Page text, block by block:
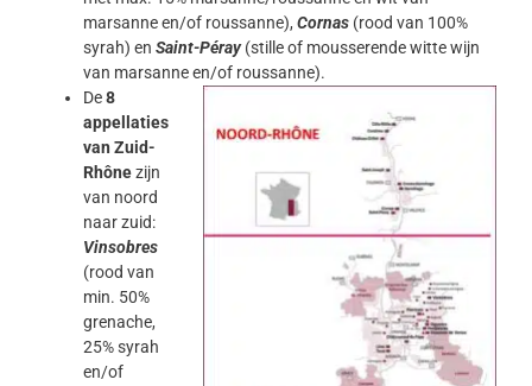
marsanne en/of roussanne), Cornas (rood van 100%
syrah) en Saint-Péray(stille of mousserende witte wijn
van marsanne en/of roussanne).
De8
appellaties
van Zuid-
Rhônezijn
van noord
naar zuid:
Vinsobres
(rood van
min. 50%
grenache,
25% syrah
en/of